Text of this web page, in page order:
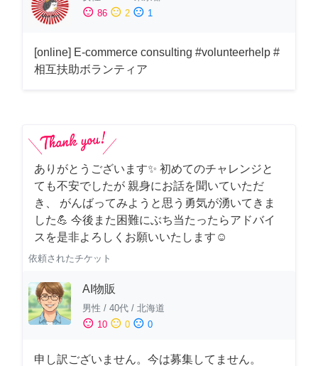
sentiment_satisfied 86 sentiment_neutral 2 sentiment_dissatisfied 1
[online] E-commerce consulting #volunteerhelp #
相互扶助ボランティア
ありがとうございます✨ 初めてのチャレンジと
ても不安でしたが 親身にお話を聞いていただ
き、 がんばってみようと思う勇気が湧いてきま
した💪 今後また困難にぶち当たったらアドバイ
スを是非よろしくお願いいたします☺️
依頼されたチケット
AI物販
男性 / 40代 / 北海道
sentiment_satisfied 10 sentiment_neutral 0 sentiment_dissatisfied 0
申し訳ございません。今は募集してません。